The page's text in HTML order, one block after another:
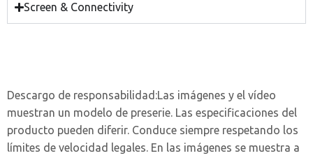
Screen & Connectivity
Descargo de responsabilidad:Las imágenes y el vídeo
muestran un modelo de preserie. Las especificaciones del
producto pueden diferir. Conduce siempre respetando los
límites de velocidad legales. En las imágenes se muestra a